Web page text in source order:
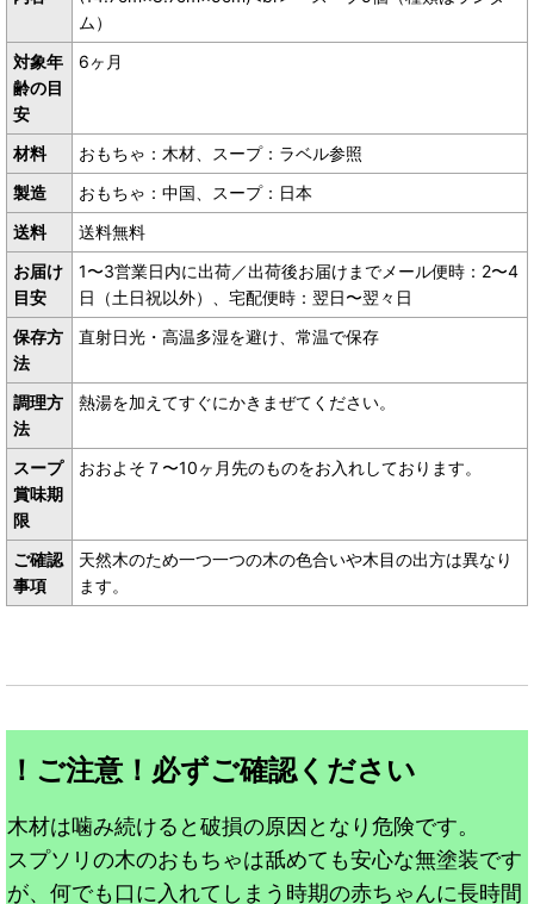
ム）
対象年
齢の目
安
6ヶ月
材料
おもちゃ：木材、スープ：ラベル参照
製造
おもちゃ：中国、スープ：日本
送料
送料無料
お届け
目安
1〜3営業日内に出荷／出荷後お届けまでメール便時：2〜4
日（土日祝以外）、宅配便時：翌日〜翌々日
保存方
法
直射日光・高温多湿を避け、常温で保存
調理方
法
熱湯を加えてすぐにかきまぜてください。
スープ
賞味期
限
おおよそ７〜10ヶ月先のものをお入れしております。
ご確認
事項
天然木のため一つ一つの木の色合いや木目の出方は異なり
ます。
！ご注意！必ずご確認ください
木材は噛み続けると破損の原因となり危険です。
スプソリの木のおもちゃは舐めても安心な無塗装です
が、何でも口に入れてしまう時期の赤ちゃんに長時間